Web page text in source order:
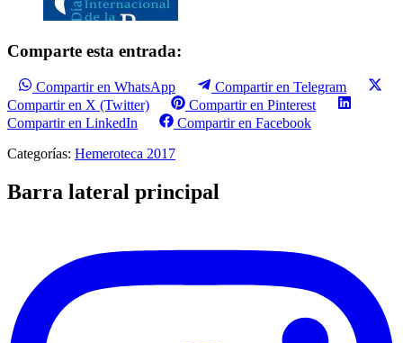
Comparte esta entrada:
Compartir en WhatsApp
Compartir en Telegram
Compartir en X (Twitter)
Compartir en Pinterest
Compartir en LinkedIn
Compartir en Facebook
Categorías: Hemeroteca 2017
Barra lateral principal